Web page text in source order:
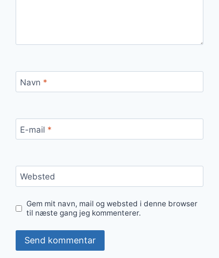
Navn *
E-mail *
Websted
Gem mit navn, mail og websted i denne browser
til næste gang jeg kommenterer.